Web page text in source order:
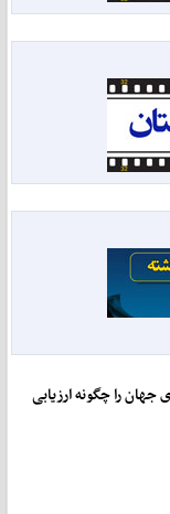
را چگونه ارزیابی